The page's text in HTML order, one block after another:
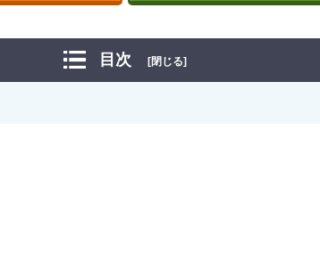
目次 [閉じる]